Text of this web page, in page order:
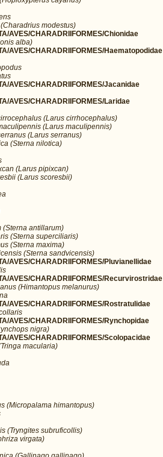
modestus)
AVES/CHARADRIIFORMES/Chionidae
alba)
AVES/CHARADRIIFORMES/Haematopodidae
AVES/CHARADRIIFORMES/Jacanidae
AVES/CHARADRIIFORMES/Laridae
(Larus cirrhocephalus)
(Larus maculipennis)
(Larus serranus)
(Sterna nilotica)
(Larus pipixcan)
(Larus scoresbii)
(Sterna antillarum)
(Sterna superciliaris)
(Sterna maxima)
(Sterna sandvicensis)
AVES/CHARADRIIFORMES/Pluvianellidae
AVES/CHARADRIIFORMES/Recurvirostridae
(Himantopus melanurus)
AVES/CHARADRIIFORMES/Rostratulidae
AVES/CHARADRIIFORMES/Rynchopidae
nigra)
AVES/CHARADRIIFORMES/Scolopacidae
macularia)
(Micropalama himantopus)
(Tryngites subruficollis)
virgata)